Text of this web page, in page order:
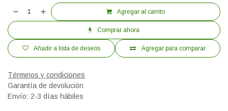
Agregar al carrito
Comprar ahora
Agregar para comparar
Añadir a lista de deseos
Términos y condiciones
Garantía de devolución
Envío: 2-3 días hábiles